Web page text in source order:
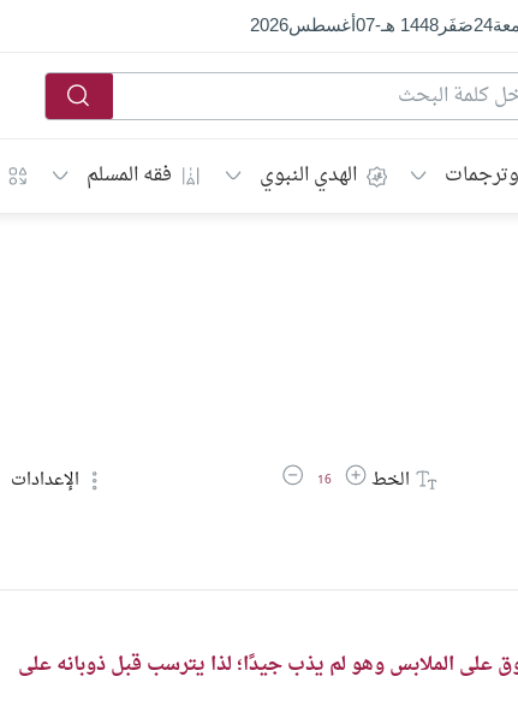
24صَفَر1448 هـ -
07أغسطس2026
الهدي النبوي فقه المسلم
الخطزيادة حجم الخط
16 تقليل حجم الخط الإعدادات
على الملابس وهو لم يذب جيدًا؛ لذا يترسب قبل ذوبانه على